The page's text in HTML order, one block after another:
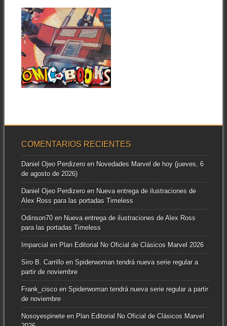
23.04.19
UNIVERSO COMIC-
BOOKS! – LA
FORJA DE LOS
TRANSFORMERS
Rebuscando en nuestros
archivos CB!, hemos
descubierto información extra
que arroja...
▶
COMENTARIOS RECIENTES
Daniel Ojeo Perdizeroen Novedades Marvel de hoy (jueves, 6
de agosto de 2026)
Daniel Ojeo Perdizeroen Nueva entrega de ilustraciones de
Alex Ross para las portadas Timeless
Odinson70en Nueva entrega de ilustraciones de Alex Ross
para las portadas Timeless
Imparcialen Plan Editorial No Oficial de Clásicos Marvel 2026
Siro B. Carrilloen Spiderwoman tendrá nueva serie regular a
partir de noviembre
Frank_ciscoen Spiderwoman tendrá nueva serie regular a partir
de noviembre
Nosoyespineteen Plan Editorial No Oficial de Clásicos Marvel